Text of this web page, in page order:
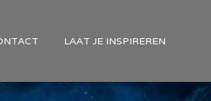
LAAT JE INSPIREREN